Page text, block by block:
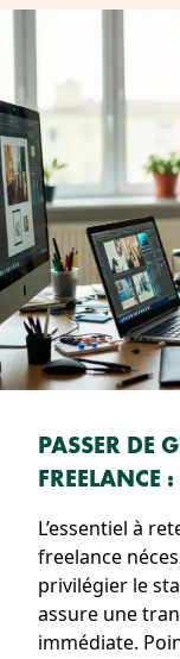
PASSER DE
FREELANCE
L’essentiel à
freelance
privilégier le
assure une
immédiate.